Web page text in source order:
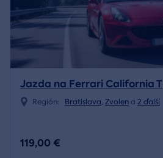
Jazda na Ferrari California T
Región: Bratislava, Zvolen a 2 ďalší
119,00 €